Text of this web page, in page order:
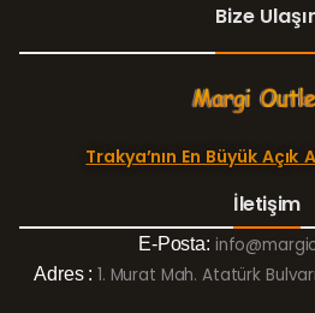
Bize
Trakya’nın En Büyük Açık
İletişim
E-Posta:
Adres : 1. Murat Mah. Atatürk